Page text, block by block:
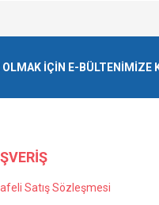
İÇİN E-BÜLTENİMİZE
Satış Sözleşmesi